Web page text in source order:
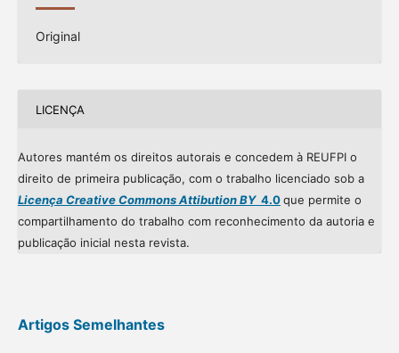
Original
LICENÇA
Autores mantém os direitos autorais e concedem à REUFPI o
direito de primeira publicação, com o trabalho licenciado sob a
Licença Creative Commons Attibution BY4.0que permite o
compartilhamento do trabalho com reconhecimento da autoria e
publicação inicial nesta revista.
Artigos Semelhantes